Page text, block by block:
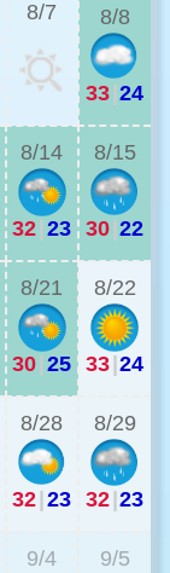
8/7 8/8
33|24
8/14
32|23
8/15
30|22
8/21
30|25
8/22
33|24
8/28
32|23
8/29
32|23
9/4 9/5